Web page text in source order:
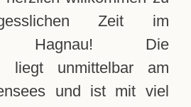
Zeit im
Hagnau! Die
liegt unmittelbar am
und ist mit viel